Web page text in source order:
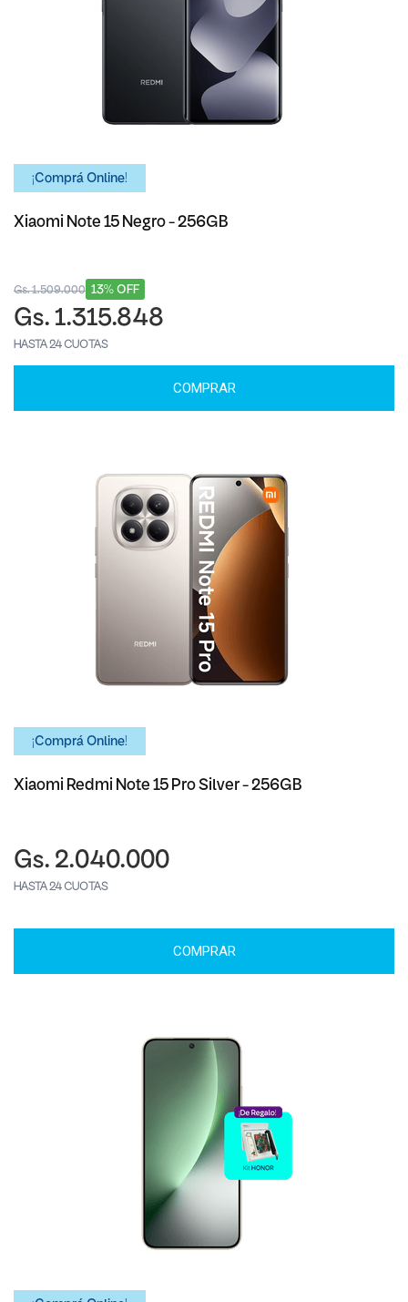
¡Comprá Online!
Xiaomi Note 15 Negro - 256GB
13% OFF
Gs. 1.509.000
Gs. 1.315.848
HASTA 24 CUOTAS
COMPRAR
¡Comprá Online!
Xiaomi Redmi Note 15 Pro Silver - 256GB
Gs. 2.040.000
HASTA 24 CUOTAS
COMPRAR